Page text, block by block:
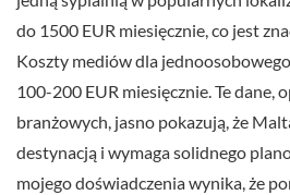
do 1500 EUR miesięcznie, co jest
Koszty mediów dla
100-200 EUR miesięcznie. Te dane,
branżowych, jasno pokazują, że
destynacją i wymaga solidnego
mojego doświadczenia wynika, że